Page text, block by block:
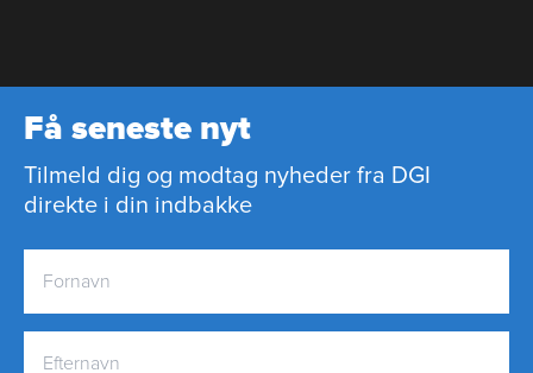
Få seneste nyt
Tilmeld dig og modtag nyheder fra DGI
direkte i din indbakke